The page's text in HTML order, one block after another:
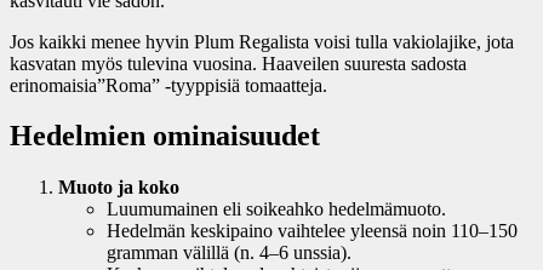
Jos kaikki menee hyvin Plum Regalista voisi tulla vakiolajike, jota
kasvatan myös tulevina vuosina. Haaveilen suuresta sadosta
erinomaisia”Roma” -tyyppisiä tomaatteja.
Hedelmien ominaisuudet
Muoto ja koko
Luumumainen eli soikeahko hedelmämuoto.
Hedelmän keskipaino vaihtelee yleensä noin 110–150
gramman välillä (n. 4–6 unssia).